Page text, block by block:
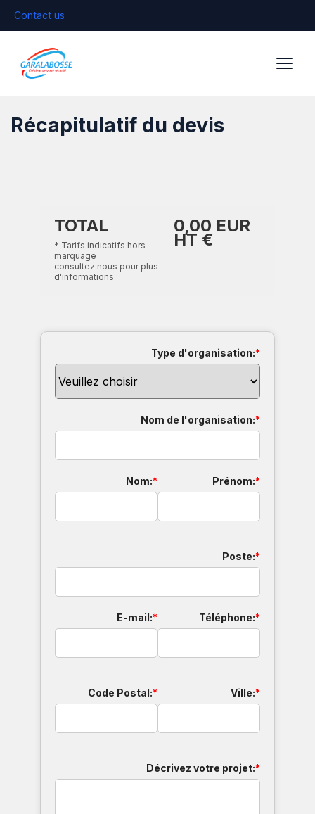
Contact us
Récapitulatif du devis
TOTAL
* Tarifs indicatifs hors
marquage
consultez nous pour plus
d'informations
0,00 EUR
HT €
Type d'organisation:*
Nom de l'organisation:*
Nom:* Prénom:*
Poste:*
E-mail:* Téléphone:*
Code Postal:* Ville:*
Décrivez votre projet:*